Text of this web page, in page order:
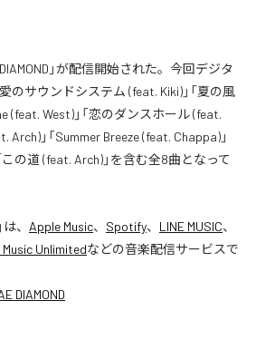
DIAMOND」が配信開始された。今回デジタ
のサウンドシステム (feat. Kiki)」「夏の風
(feat. West)」「恋のダンスホール (feat.
Arch)」「Summer Breeze (feat. Chappa)」
この道 (feat. Arch)」を含む全8曲となって
」は、 Apple Music、 Spotify、 LINE MUSIC、
Unlimitedなどの音楽配信サービスで
DIAMOND